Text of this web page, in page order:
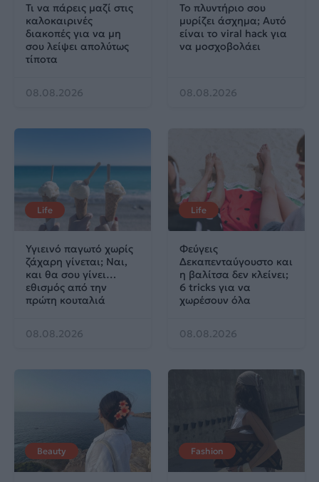
Τι να πάρεις μαζί στις
καλοκαιρινές
διακοπές για να μη
σου λείψει απολύτως
τίποτα
08.08.2026
Το πλυντήριο σου
μυρίζει άσχημα; Αυτό
είναι το viral hack για
να μοσχοβολάει
08.08.2026
Life
Υγιεινό παγωτό χωρίς
ζάχαρη γίνεται; Ναι,
και θα σου γίνει…
εθισμός από την
πρώτη κουταλιά
08.08.2026
Life
Φεύγεις
Δεκαπενταύγουστο και
η βαλίτσα δεν κλείνει;
6 tricks για να
χωρέσουν όλα
08.08.2026
Beauty Fashion